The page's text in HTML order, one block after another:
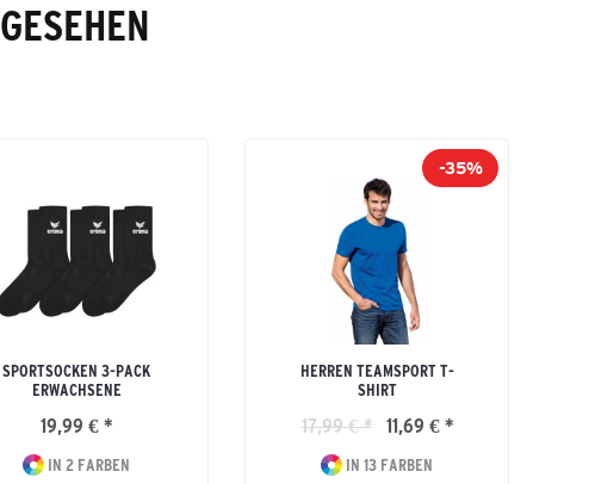
SPORTSOCKEN 3-PACK
ERWACHSENE
19,99 € *
IN 2 FARBEN
-35%
HERREN TEAMSPORT T-
SHIRT
17,99 € * 11,69 € *
IN 13 FARBEN